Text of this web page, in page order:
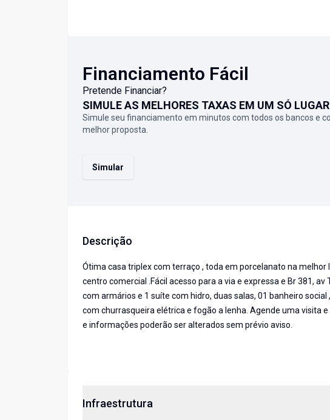
Financiamento Fácil
Pretende Financiar?
SIMULE AS MELHORES TAXAS EM UM SÓ LUGAR
Simule seu financiamento em minutos com todos os bancos e
melhor proposta.
Simular
Descrição
Ótima casa triplex com terraço , toda em porcelanato na melhor
centro comercial .Fácil acesso para a via e expressa e Br 381,
com armários e 1 suíte com hidro, duas salas, 01 banheiro
com churrasqueira elétrica e fogão a lenha. Agende uma visita
e informações poderão ser alterados sem prévio aviso.
Infraestrutura